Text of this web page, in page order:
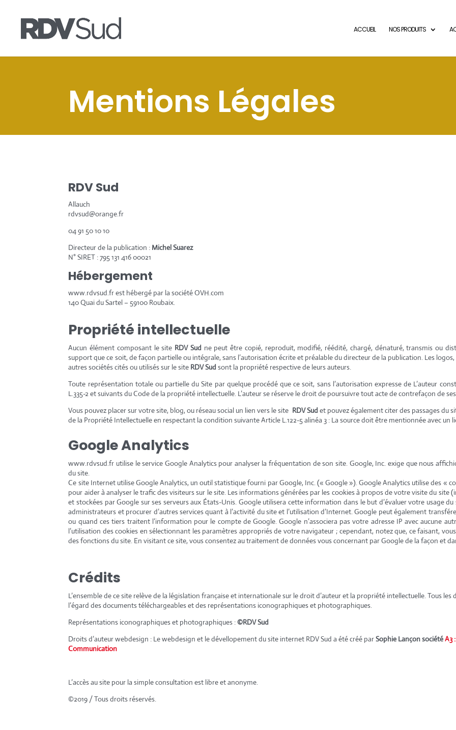
ACCUEIL NOS PRODUITS
Mentions Légales
RDV Sud
Allauch
rdvsud@orange.fr
04 91 50 10 10
Directeur de la publication : Michel Suarez
N° SIRET : 795 131 416 00021
Hébergement
www.rdvsud.fr est hébergé par la société OVH.com
140 Quai du Sartel – 59100 Roubaix.
Propriété intellectuelle
Aucun élément composant le site RDV Sud ne peut être copié, reproduit, modifié, réédité, chargé, dénaturé, transmis ou
support que ce soit, de façon partielle ou intégrale, sans l’autorisation écrite et préalable du directeur de la publication. Les
autres sociétés cités ou utilisés sur le site RDV Sud sont la propriété respective de leurs auteurs.
Toute représentation totale ou partielle du Site par quelque procédé que ce soit, sans l’autorisation expresse de L’auteur
L.335-2 et suivants du Code de la propriété intellectuelle. L’auteur se réserve le droit de poursuivre tout acte de contrefaçon de
Vous pouvez placer sur votre site, blog, ou réseau social un lien vers le site RDV Sud et pouvez également citer des passages du
de la Propriété Intellectuelle en respectant la condition suivante Article L.122-5 alinéa 3 : La source doit être mentionnée avec un
Google Analytics
www.rdvsud.fr utilise le service Google Analytics pour analyser la fréquentation de son site. Google, Inc. exige que nous
du site.
Ce site Internet utilise Google Analytics, un outil statistique fourni par Google, Inc. (« Google »). Google Analytics utilise des «
pour aider à analyser le trafic des visiteurs sur le site. Les informations générées par les cookies à propos de votre visite du site
et stockées par Google sur ses serveurs aux États-Unis. Google utilisera cette information dans le but d’évaluer votre usage
administrateurs et procurer d’autres services quant à l’activité du site et l’utilisation d’Internet. Google peut également
ou quand ces tiers traitent l’information pour le compte de Google. Google n’associera pas votre adresse IP avec aucune
l’utilisation des cookies en sélectionnant les paramètres appropriés de votre navigateur ; cependant, notez que, ce faisant,
des fonctions du site. En visitant ce site, vous consentez au traitement de données vous concernant par Google de la façon et
Crédits
L’ensemble de ce site relève de la législation française et internationale sur le droit d’auteur et la propriété intellectuelle. Tous
l’égard des documents téléchargeables et des représentations iconographiques et photographiques.
Représentations iconographiques et photographiques :©RDV Sud
Droits d’auteur webdesign : Le webdesign et le dévellopement du site internet RDV Sud a été créé parSophie Lançon sociétéA3
Communication
L’accès au site pour la simple consultation est libre et anonyme.
©2019 / Tous droits réservés.